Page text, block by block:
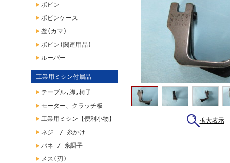
ボビン
ボビンケース
釜(カマ)
ボビン(関連用品)
ルーパー
工業用ミシン付属品
テーブル,脚,椅子
モーター、クラッチ板
工業用ミシン【便利小物】
ネジ / 糸かけ
バネ / 糸調子
メス(刃)
拡大表示